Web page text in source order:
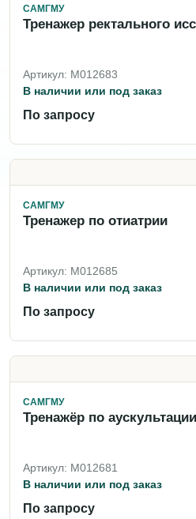
САМГМУ
Тренажер ректального
Артикул: M012683
В наличии или под заказ
По запросу
САМГМУ
Тренажер по отиатрии
Артикул: M012685
В наличии или под заказ
По запросу
САМГМУ
Тренажёр по аускультации
Артикул: M012681
В наличии или под заказ
По запросу